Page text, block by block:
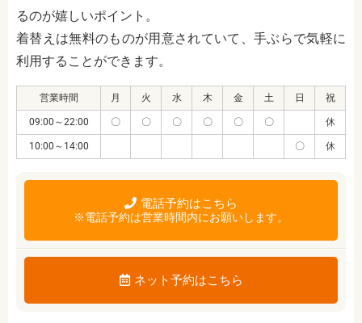
るのが嬉しいポイント。
着替えは無料のものが用意されていて、手ぶらで気軽に
利用することができます。
営業時間 月 火 水 木 金 土 日 祝
09:00～22:00 〇 〇 〇 〇 〇 〇 休
10:00～14:00 〇 休
電話予約はこちら
※電話予約は営業時間内にお願いします。
ネット予約はこちら